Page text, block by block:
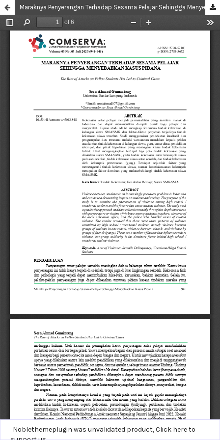
Noblethemeplugin was unvalidated product,Click here to